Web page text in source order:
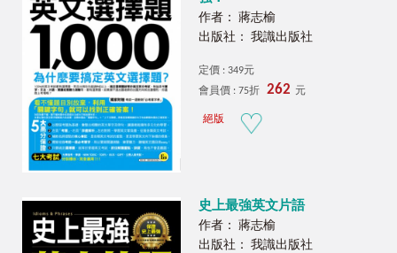
作者： 蔣志榆
出版社： 我識出版社
定價 : 349元
會員價 : 75折
262 元
絕版
史上最強英文片語
作者： 蔣志榆
出版社： 我識出版社